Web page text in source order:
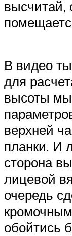
высчитай,
В видео
для
высоты
верхней
планки. И
сторона
лицевой
очередь
обойтись